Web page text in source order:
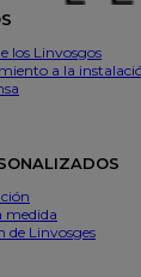
los Linvosgos
a la
medida
de Linvosges